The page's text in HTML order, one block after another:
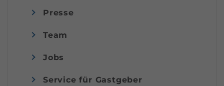
Presse
Team
Jobs
Service für Gastgeber